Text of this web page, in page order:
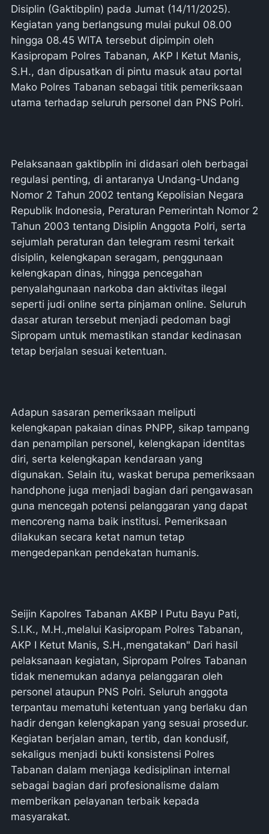
Disiplin (Gaktibplin) pada Jumat (14/11/2025).
Kegiatan yang berlangsung mulai pukul 08.00
hingga 08.45 WITA tersebut dipimpin oleh
Kasipropam Polres Tabanan, AKP I Ketut Manis,
S.H., dan dipusatkan di pintu masuk atau portal
Mako Polres Tabanan sebagai titik pemeriksaan
utama terhadap seluruh personel dan PNS Polri.
Pelaksanaan gaktibplin ini didasari oleh berbagai
regulasi penting, di antaranya Undang-Undang
Nomor 2 Tahun 2002 tentang Kepolisian Negara
Republik Indonesia, Peraturan Pemerintah Nomor 2
Tahun 2003 tentang Disiplin Anggota Polri, serta
sejumlah peraturan dan telegram resmi terkait
disiplin, kelengkapan seragam, penggunaan
kelengkapan dinas, hingga pencegahan
penyalahgunaan narkoba dan aktivitas ilegal
seperti judi online serta pinjaman online. Seluruh
dasar aturan tersebut menjadi pedoman bagi
Sipropam untuk memastikan standar kedinasan
tetap berjalan sesuai ketentuan.
Adapun sasaran pemeriksaan meliputi
kelengkapan pakaian dinas PNPP, sikap tampang
dan penampilan personel, kelengkapan identitas
diri, serta kelengkapan kendaraan yang
digunakan. Selain itu, waskat berupa pemeriksaan
handphone juga menjadi bagian dari pengawasan
guna mencegah potensi pelanggaran yang dapat
mencoreng nama baik institusi. Pemeriksaan
dilakukan secara ketat namun tetap
mengedepankan pendekatan humanis.
Seijin Kapolres Tabanan AKBP I Putu Bayu Pati,
S.I.K., M.H.,melalui Kasipropam Polres Tabanan,
AKP I Ketut Manis, S.H.,mengatakan" Dari hasil
pelaksanaan kegiatan, Sipropam Polres Tabanan
tidak menemukan adanya pelanggaran oleh
personel ataupun PNS Polri. Seluruh anggota
terpantau mematuhi ketentuan yang berlaku dan
hadir dengan kelengkapan yang sesuai prosedur.
Kegiatan berjalan aman, tertib, dan kondusif,
sekaligus menjadi bukti konsistensi Polres
Tabanan dalam menjaga kedisiplinan internal
sebagai bagian dari profesionalisme dalam
memberikan pelayanan terbaik kepada
masyarakat.